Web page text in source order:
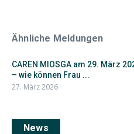
Ähnliche Meldungen
CAREN MIOSGA am 29. März
– wie können Frau ...
27. März 2026
News